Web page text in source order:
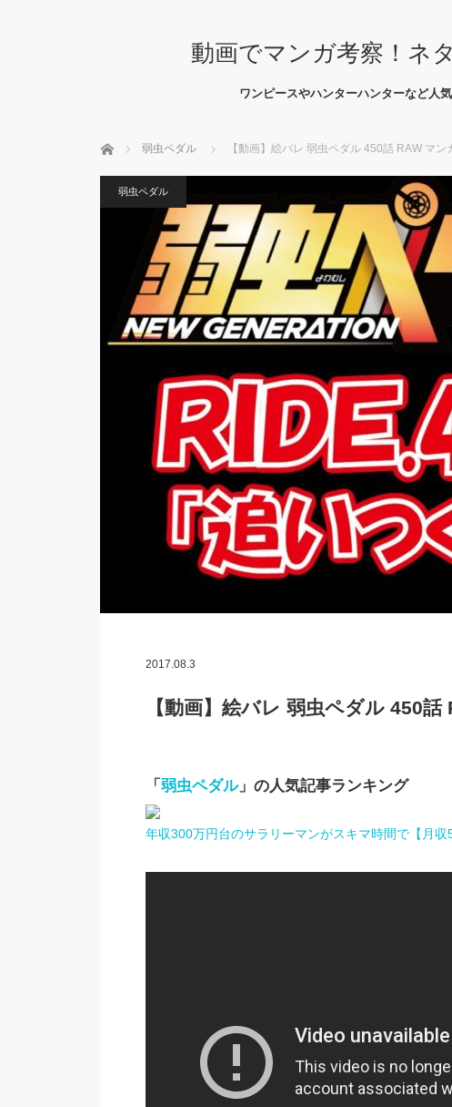
動画でマンガ考察！ネ
ワンピースやハンターハンターなど人
ホーム 弱虫ペダル 【動画】絵バレ 弱虫ペダル 450話 RAW マン
弱虫ペダル
2017.08.3
【動画】絵バレ 弱虫ペダル 450
「 弱虫ペダル」の人気記事ランキング
年収300万円台のサラリーマンがスキマ時間で【月